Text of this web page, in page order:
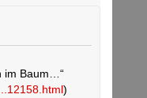
im Baum…“
)